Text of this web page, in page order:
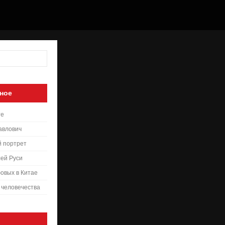
портрет
Руси
в Китае